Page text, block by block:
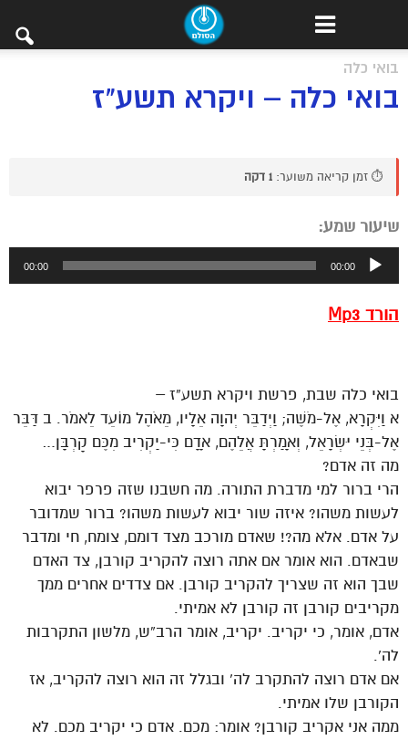
בואי כלה
בואי כלה – ויקרא תשע"ז
⏱️ זמן קריאה משוער: 1 דקה
שיעור שמע:
אודיו
00:00
00:00
הורד Mp3
בואי כלה שבת, פרשת ויקרא תשע”ז –
א וַיִּקְרָא, אֶל-מֹשֶׁה; וַיְדַבֵּר יְהוָה אֵלָיו, מֵאֹהֶל מוֹעֵד לֵאמֹר. ב דַּבֵּר
אֶל-בְּנֵי יִשְׂרָאֵל, וְאָמַרְתָּ אֲלֵהֶם, אָדָם כִּי-יַקְרִיב מִכֶּם קָרְבָּן…
מה זה אדם?
הרי ברור למי מדברת התורה. מה חשבנו שזה פרפר יבוא
לעשות משהו? איזה שור יבוא לעשות משהו? ברור שמדובר
על אדם. אלא מה?! שאדם מורכב מצד דומם, צומח, חי ומדבר
שבאדם. הוא אומר אם אתה רוצה להקריב קורבן, צד האדם
שבך הוא זה שצריך להקריב קורבן. אם צדדים אחרים ממך
מקריבים קורבן זה קורבן לא אמיתי.
אדם, אומר, כי יקריב. יקריב, אומר הרב”ש, מלשון התקרבות
לה’.
אם אדם רוצה להתקרב לה’ ובגלל זה הוא רוצה להקריב, אז
הקורבן שלו אמיתי.
ממה אני אקריב קורבן? אומר: מכם. אדם כי יקריב מכם. לא